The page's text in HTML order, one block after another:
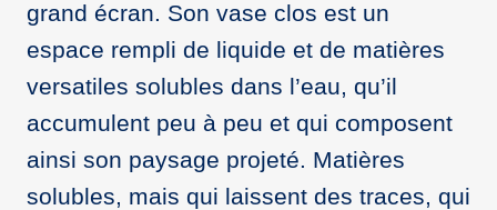
grand écran. Son vase clos est un
espace rempli de liquide et de matières
versatiles solubles dans l’eau, qu’il
accumulent peu à peu et qui composent
ainsi son paysage projeté. Matières
solubles, mais qui laissent des traces, qui